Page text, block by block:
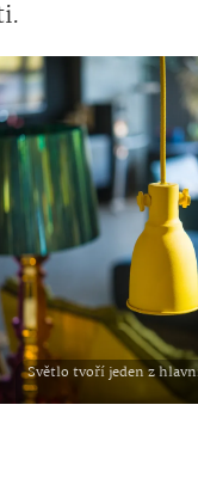
Světlo tvoří jeden z